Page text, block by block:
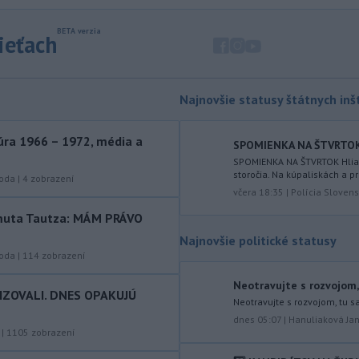
- Európska komisia (EK)
monitoruje situáciu a posudzuje
vládnych uznesení k zonáciám
národných parkov. Zároveň posudzuje
ôsmu žiadosť o platbu z plánu
prekročenia hranice desaťtisícov
približne 100 ľudí, oznámil vo štvrtok
tamojší starosta Juan Jesús Vivas v
Európskom parlamente.
Meteorológovia zo
1966 – 1972, média a
| 4 zobrazení
Tautza: MÁM PRÁVO
| 114 zobrazení
DNES OPAKUJÚ
| 1105 zobrazení
Najnovšie statusy štátnych
SPOMIENKA NA
SPOMIENKA NA ŠTVRTOK
storočia. Na kúpaliskách a
včera 18:35 | Polícia
Najnovšie politické statusy
Neotravujte s
Neotravujte s rozvojom, tu
dnes 05:07 | Hanuliaková